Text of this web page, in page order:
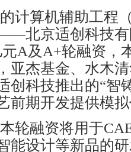
计算机辅助工程
北京适创科技有
A及A+轮融资，
亚杰基金、水木
创科技推出的“智
前期开发提供模
轮融资将用于
能设计等新品的